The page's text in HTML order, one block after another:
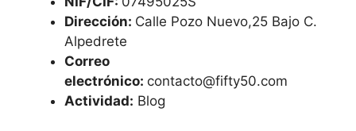
Dirección: Calle Pozo Nuevo,25 Bajo C.
Alpedrete
Correo
electrónico: contacto@fifty50.com
Actividad: Blog